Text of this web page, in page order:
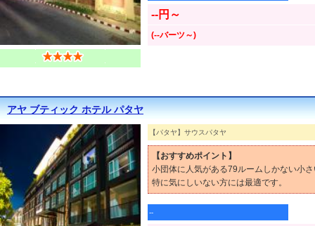
--円～
(--バーツ～)
アヤ ブティック ホテル パタヤ
【パタヤ】サウスパタヤ
【おすすめポイント】
小団体に人気がある79ルームしかない小
特に気にしいない方には最適です。
--